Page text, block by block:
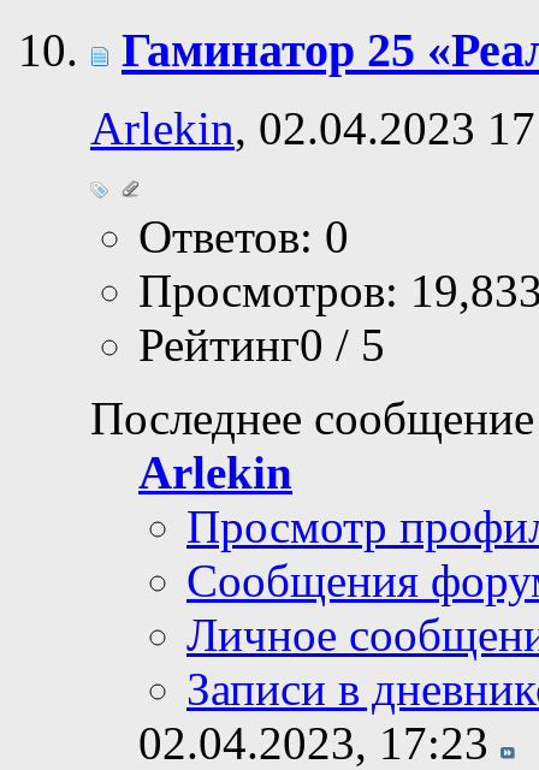
Гаминатор 25
Arlekin, 02.04.2023
Ответов: 0
Просмотров:
Рейтинг0 / 5
Последнее
Arlekin
Просмотр
Сообщения
Личное
Записи в
02.04.2023, 17:23